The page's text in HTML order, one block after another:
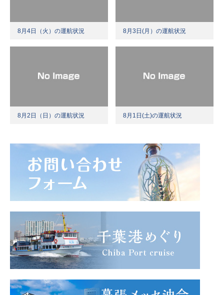
8月4日（火）の運航状況 8月3日(月）の運航状況
8月2日（日）の運航状況 8月1日(土)の運航状況